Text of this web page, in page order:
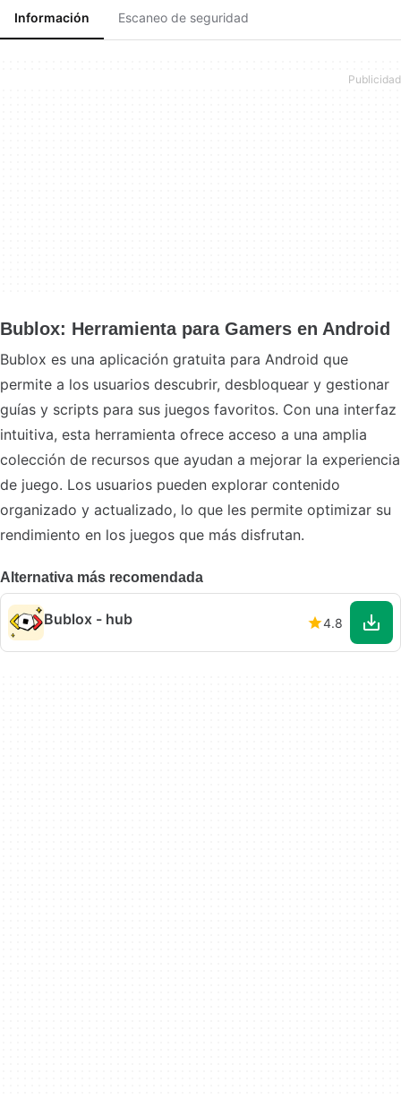
Información Escaneo de seguridad
Bublox: Herramienta para Gamers en Android
Bublox es una aplicación gratuita para Android que
permite a los usuarios descubrir, desbloquear y gestionar
guías y scripts para sus juegos favoritos. Con una interfaz
intuitiva, esta herramienta ofrece acceso a una amplia
colección de recursos que ayudan a mejorar la experiencia
de juego. Los usuarios pueden explorar contenido
organizado y actualizado, lo que les permite optimizar su
rendimiento en los juegos que más disfrutan.
Alternativa más recomendada
Bublox - hub 4.8